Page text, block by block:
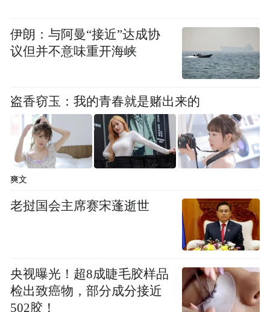
伊朗：与阿曼“接近”达成协
议但并不意味重开海峡
盗香窃玉：我的青春就是赌出来的
爽文
老挝国会主席赛宋蓬逝世
央视曝光！超8成睫毛胶样品
检出致癌物，部分成分接近
502胶！